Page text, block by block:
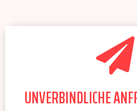
UNVERBINDLICHE